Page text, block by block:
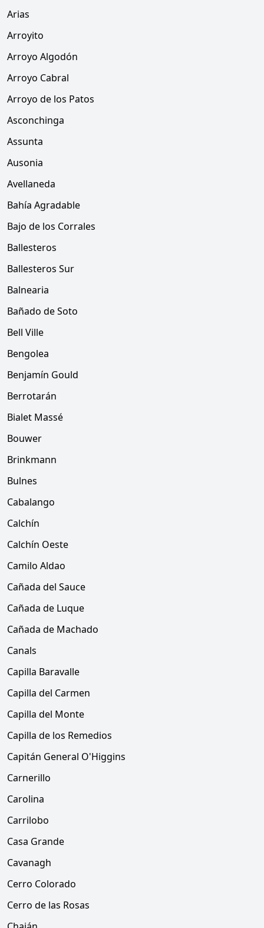
Arias
Arroyito
Arroyo Algodón
Arroyo Cabral
Arroyo de los Patos
Asconchinga
Assunta
Ausonia
Avellaneda
Bahía Agradable
Bajo de los Corrales
Ballesteros
Ballesteros Sur
Balnearia
Bañado de Soto
Bell Ville
Bengolea
Benjamín Gould
Berrotarán
Bialet Massé
Bouwer
Brinkmann
Bulnes
Cabalango
Calchín
Calchín Oeste
Camilo Aldao
Cañada del Sauce
Cañada de Luque
Cañada de Machado
Canals
Capilla Baravalle
Capilla del Carmen
Capilla del Monte
Capilla de los Remedios
Capitán General O'Higgins
Carnerillo
Carolina
Carrilobo
Casa Grande
Cavanagh
Cerro Colorado
Cerro de las Rosas